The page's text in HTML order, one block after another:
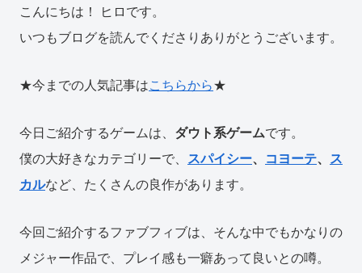
こんにちは！ ヒロです。
いつもブログを読んでくださりありがとうございます。
★今までの人気記事はこちらから★
今日ご紹介するゲームは、 ダウト系ゲームです。
僕の大好きなカテゴリーで、 スパイシー、 コヨーテ、 ス
カルなど、たくさんの良作があります。
今回ご紹介するファブフィブは、そんな中でもかなりの
メジャー作品で、プレイ感も一癖あって良いとの噂。